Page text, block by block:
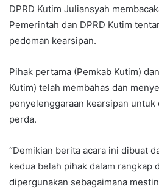
DPRD Kutim Juliansyah
Pemerintah dan DPRD Kutim
pedoman kearsipan.
Pihak pertama (Pemkab Kutim)
Kutim) telah membahas dan
penyelenggaraan kearsipan untuk
perda.
“Demikian berita acara ini dibuat
kedua belah pihak dalam rangkap
dipergunakan sebagaimana